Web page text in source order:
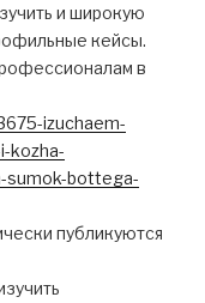
и широкую
кейсы.
в
izuchaem-
kozha-
sumok-bottega-
публикуются